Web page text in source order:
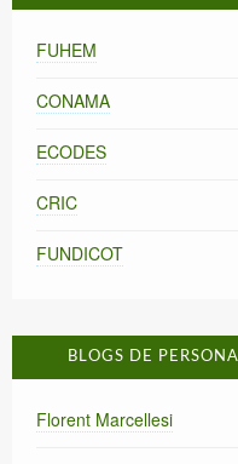
FUHEM
CONAMA
ECODES
CRIC
FUNDICOT
BLOGS DE
Florent Marcellesi